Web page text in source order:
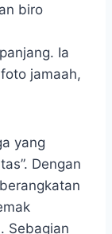
biro
Ia
jamaah,
yang
Dengan
Sebagian